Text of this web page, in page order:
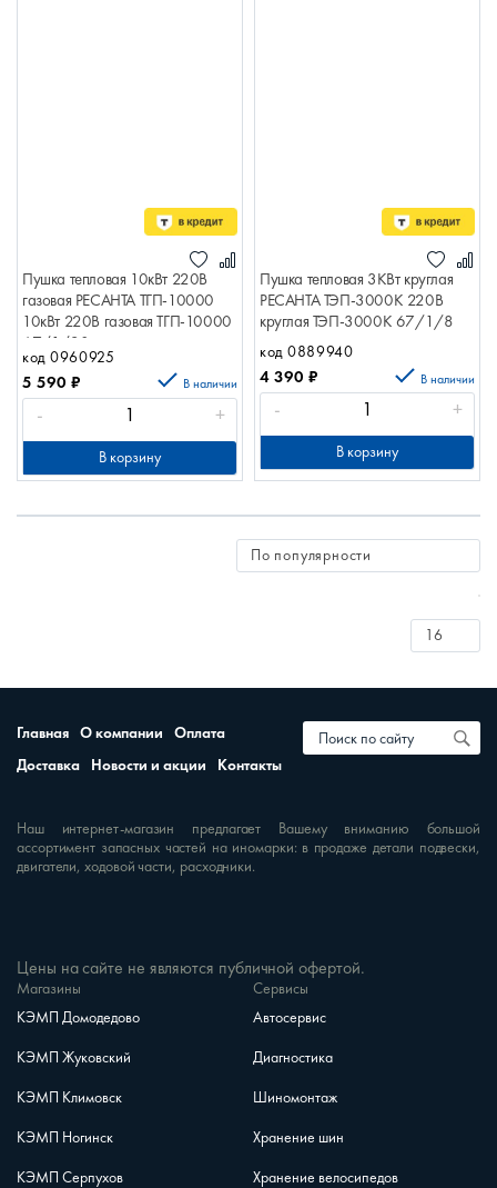
Пушка тепловая 10кВт 220В
газовая РЕСАНТА ТГП-10000
10кВт 220В газовая ТГП-10000
67/1/20
код 0960925
5 590 ₽ В наличии
- +
В корзину
Пушка тепловая 3КВт круглая
РЕСАНТА ТЭП-3000К 220В
круглая ТЭП-3000К 67/1/8
код 0889940
4 390 ₽ В наличии
- +
В корзину
Главная О компании
Оплата
Доставка
Новости и акции Контакты
Магазины
КЭМП Домодедово
КЭМП Жуковский
КЭМП Климовск
КЭМП Ногинск
КЭМП Серпухов
Сервисы
Автосервис
Диагностика
Шиномонтаж
Хранение шин
Хранение велосипедов
Наш интернет-магазин предлагает Вашему вниманию большой
ассортимент запасных частей на иномарки: в продаже детали подвески,
двигатели, ходовой части, расходники.
Цены на сайте не являются публичной офертой.